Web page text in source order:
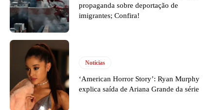
propaganda sobre deportação de
imigrantes; Confira!
Notícias
‘American Horror Story’: Ryan Murphy
explica saída de Ariana Grande da série